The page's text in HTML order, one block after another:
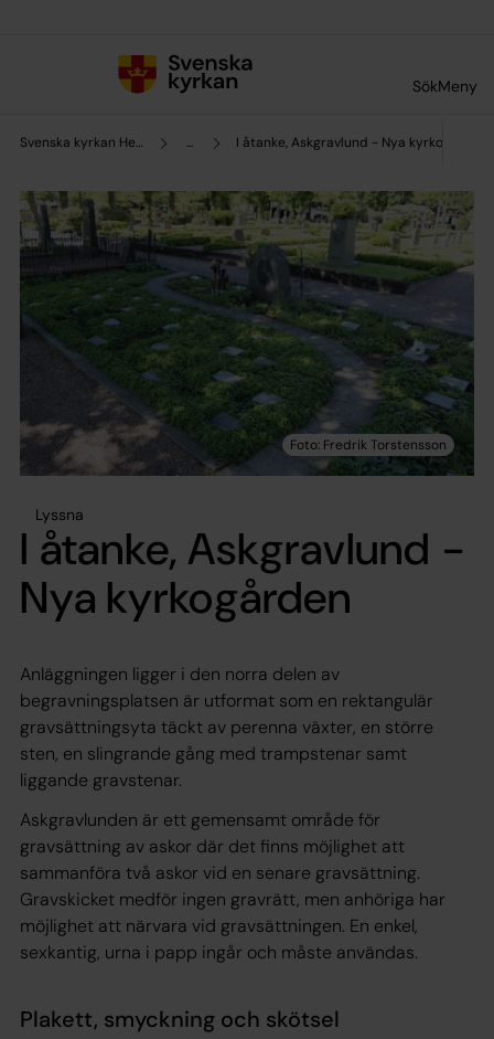
SökMeny
Svenska kyrkan Helsingborg ... I åtanke, Askgravlund - Nya kyrkogården
Lyssna
I åtanke, Askgravlund -
Nya kyrkogården
Anläggningen ligger i den norra delen av
begravningsplatsen är utformat som en rektangulär
gravsättningsyta täckt av perenna växter, en större
sten, en slingrande gång med trampstenar samt
liggande gravstenar.
Askgravlunden är ett gemensamt område för
gravsättning av askor där det finns möjlighet att
sammanföra två askor vid en senare gravsättning.
Gravskicket medför ingen gravrätt, men anhöriga har
möjlighet att närvara vid gravsättningen. En enkel,
sexkantig, urna i papp ingår och måste användas.
Plakett, smyckning och skötsel